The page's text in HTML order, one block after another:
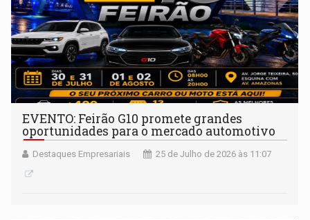
EVENTO: Feirão G10 promete grandes
oportunidades para o mercado automotivo
Destaques Empresariais 25 de Julho de 2026 às 11:07